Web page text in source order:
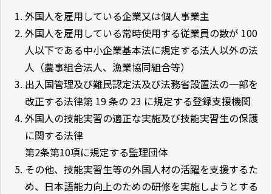
外国人を雇用している企業又は個人事業主
外国人を雇用している常時使用する従業員の数が 100
人以下である中小企業基本法に規定する法人以外の法
人（農事組合法人、漁業協同組合等）
出入国管理及び難民認定法及び法務省設置法の一部を
改正する法律第 19 条の 23 に規定する登録支援機関
外国人の技能実習の適正な実施及び技能実習生の保護
に関する法律
第2条第10項に規定する監理団体
その他、技能実習生等の外国人材の活躍を支援するた
め、日本語能力向上のための研修を実施しようとする